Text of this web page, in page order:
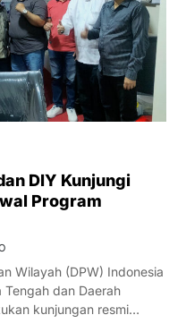
DIY Kunjungi
Program
Wilayah (DPW) Indonesia
dan Daerah
kunjungan resmi…